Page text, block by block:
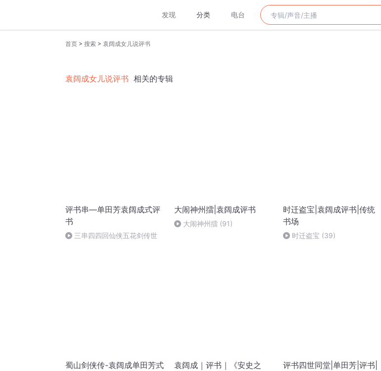
发现 分类 电台
首页 > 搜索 > 袁阔成女儿说评书
袁阔成女儿说评书 相关的专辑
评书串—单田芳袁阔成式评
书
三串四四回仙侠五花剑传世
大闹神州擂|袁阔成评书
大闹神州擂 (91)
时迁盗宝|袁阔成评书|传统
书场
时迁盗宝 (39)
蜀山剑侠传-袁阔成单田芳式
袁阔成｜评书｜《安史之
评书四世同堂|单田芳|评书|